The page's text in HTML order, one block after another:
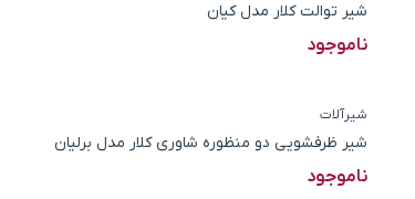
شیر توالت کلار مدل کیان
ناموجود
شیرآلات
شیر ظرفشویی دو منظوره شاوری کلار مدل برلیان
ناموجود